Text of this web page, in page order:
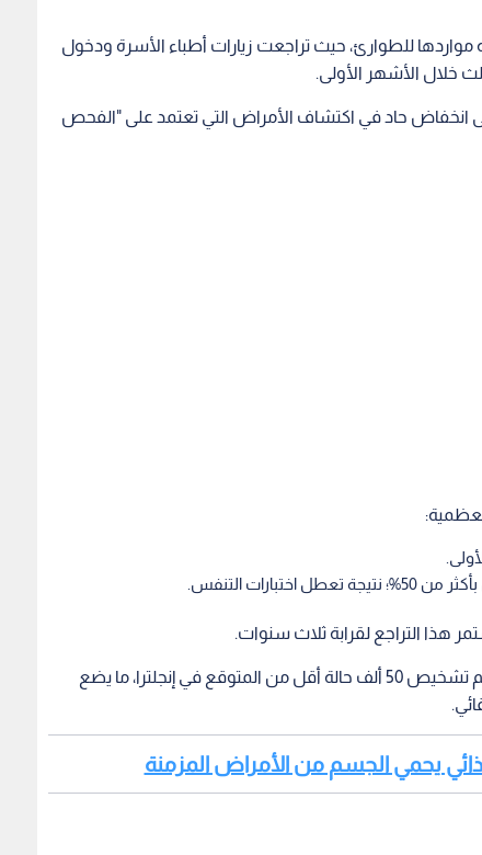
مواردها للطوارئ، حيث تراجعت زيارات أطباء الأسرة ودخول
خلال الأشهر الأولى.
انخفاض حاد في اكتشاف الأمراض التي تعتمد على "الفحص
هذا التراجع لقرابة ثلاث سنوات.
وأشار التقرير إلى أنه بين مارس 2020 ونوفمبر 2024، تم تشخيص 50 ألف حالة أقل من المتوقع في إنجلترا، ما يضع
يحمي الجسم من الأمراض المزمنة